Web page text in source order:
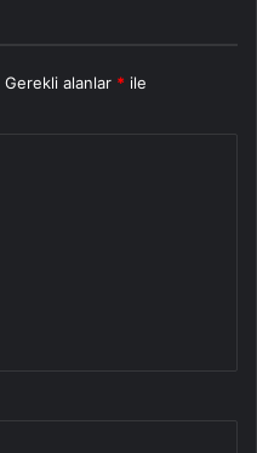
Gerekli alanlar * ile